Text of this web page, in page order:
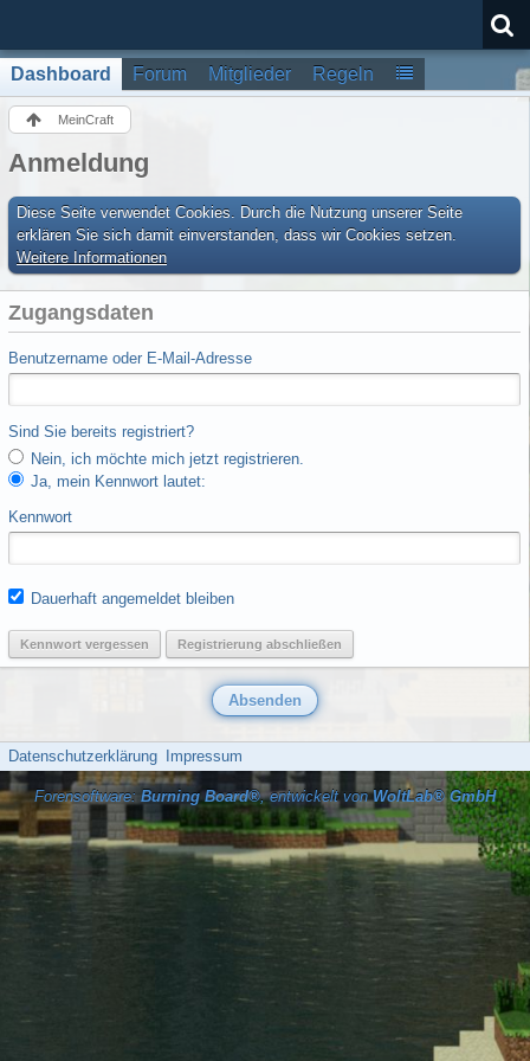
Dashboard Forum Mitglieder Regeln
MeinCraft
Anmeldung
Diese Seite verwendet Cookies. Durch die Nutzung unserer Seite
erklären Sie sich damit einverstanden, dass wir Cookies setzen.
Weitere Informationen
Zugangsdaten
Benutzername oder E-Mail-Adresse
Sind Sie bereits registriert?
Nein, ich möchte mich jetzt registrieren.
Ja, mein Kennwort lautet:
Kennwort
Dauerhaft angemeldet bleiben
Kennwort vergessen Registrierung abschließen
Datenschutzerklärung Impressum
Forensoftware: Burning Board®, entwickelt vonWoltLab® GmbH